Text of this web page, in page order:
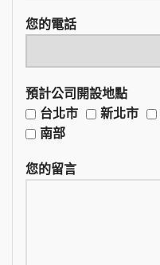
您的電話
預計公司開設地點
台北市
新北市
南部
您的留言